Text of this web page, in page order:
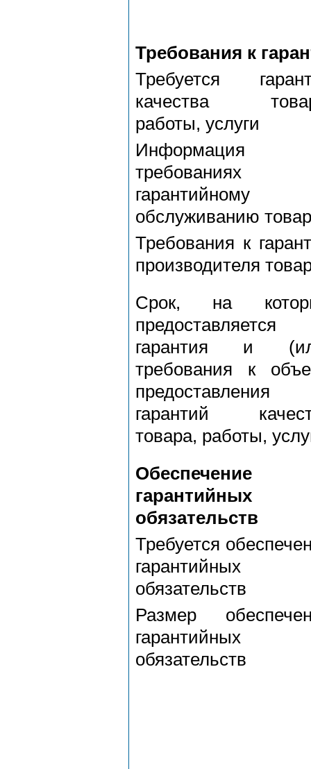
Требования к
Требуется
качества
работы, услуги
Информация
гарантийному
обслуживанию
Требования к
производителя
Срок, на
предоставляется
гарантия и
требования к
предоставления
гарантий
товара, работы,
Обеспечение
гарантийных
обязательств
Требуется
гарантийных
обязательств
Размер
гарантийных
обязательств